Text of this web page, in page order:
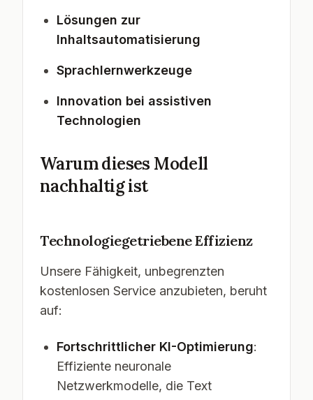
Lösungen zur
Inhaltsautomatisierung
Sprachlernwerkzeuge
Innovation bei assistiven
Technologien
Warum dieses Modell
nachhaltig ist
Technologiegetriebene Effizienz
Unsere Fähigkeit, unbegrenzten
kostenlosen Service anzubieten, beruht
auf:
Fortschrittlicher KI-Optimierung:
Effiziente neuronale
Netzwerkmodelle, die Text